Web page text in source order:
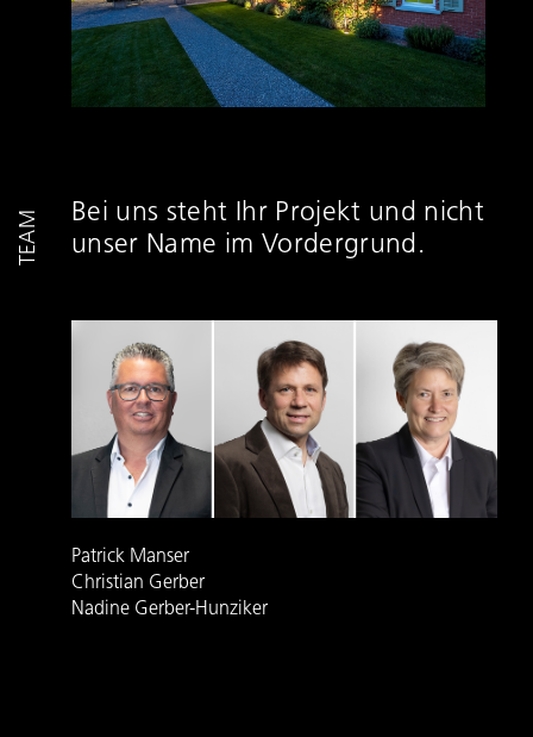
TEAM
Bei uns steht Ihr Projekt und nicht
unser Name im Vordergrund.
Patrick Manser
Christian Gerber
Nadine Gerber-Hunziker